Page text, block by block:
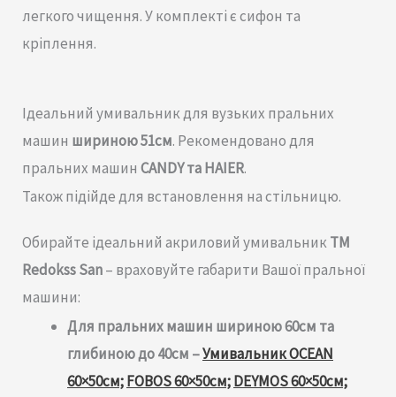
легкого чищення. У комплекті є сифон та
кріплення.
Ідеальний умивальник для вузьких пральних
машин шириною 51см. Рекомендовано для
пральних машин CANDY та HAIER.
Також підійде для встановлення на стільницю.
Обирайте ідеальний акриловий умивальникTM
Redokss San– враховуйте габарити Вашої пральної
машини:
Для пральних машин шириною 60см та
глибиною до 40см –Умивальник OCEAN
60×50см;FOBOS 60×50см;DEYMOS 60×50см;